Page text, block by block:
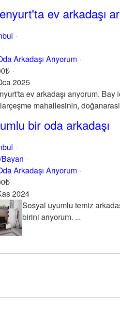
ev arkadaşı
Arkadaşı Arıyorum
2025
ev arkadaşı arıyorum.
mahallesinin,
bir oda arkadaşı
Arkadaşı Arıyorum
2024
Sosyal uyumlu temiz
birini arıyorum. ...